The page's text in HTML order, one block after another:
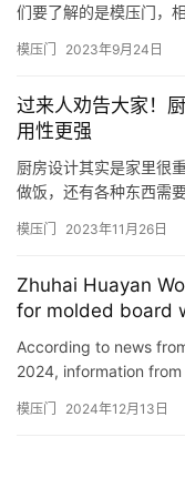
们要了解的是模压门，
点。 模压门是什么材质
后、在高温高压下模压
板。 模压门…
模压门 2023年9月24日
过来人劝告大家！
用性更强
厨房设计其实是家里很
做饭，还有各种东西需
中都要注意，今天以过
高度到底要做多高 关于
区要低一…
模压门 2023年11月26日
Zhuhai Huayan
for molded board
quality problems
joints that may
process doors
According to news
2024, information
模压门 2024年12月13日